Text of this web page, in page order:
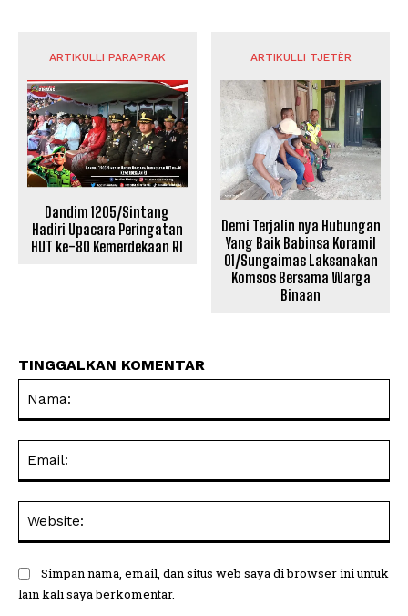
ARTIKULLI PARAPRAK
Dandim 1205/Sintang
Hadiri Upacara Peringatan
HUT ke-80 Kemerdekaan RI
ARTIKULLI TJETËR
Demi Terjalin nya Hubungan
Yang Baik Babinsa Koramil
01/Sungaimas Laksanakan
Komsos Bersama Warga
Binaan
TINGGALKAN KOMENTAR
Simpan nama, email, dan situs web saya di browser ini untuk
lain kali saya berkomentar.